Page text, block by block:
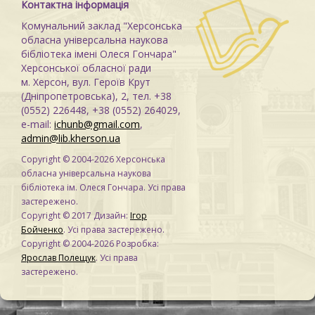
Контактна інформація
Комунальний заклад "Херсонська
обласна універсальна наукова
бібліотека імені Олеся Гончара"
Херсонської обласної ради
м. Херсон, вул. Героїв Крут
(Дніпропетровська), 2, тел. +38
(0552) 226448, +38 (0552) 264029,
e-mail: ichunb@gmail.com,
admin@lib.kherson.ua
Copyright © 2004-2026 Херсонська
обласна універсальна наукова
бібліотека ім. Олеся Гончара. Усі права
застережено.
Copyright © 2017 Дизайн: Ігор
Бойченко. Усі права застережено.
Copyright © 2004-2026 Розробка:
Ярослав Полещук. Усі права
застережено.